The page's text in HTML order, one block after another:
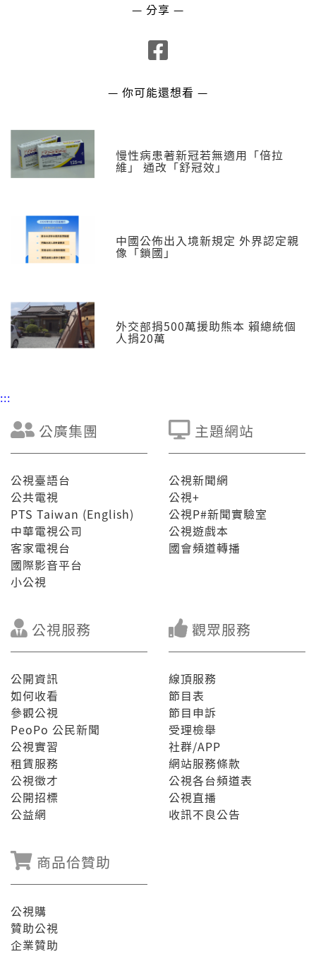
— 分享 —
— 你可能還想看 —
慢性病患著新冠若無適用「倍拉
維」 通改「舒冠效」
中國公佈出入境新規定 外界認定親
像「鎖國」
外交部捐500萬援助熊本 賴總統個
人捐20萬
:::
公廣集團
公視臺語台
公共電視
PTS Taiwan (English)
中華電視公司
客家電視台
國際影音平台
小公視
主題網站
公視新聞網
公視+
公視P#新聞實驗室
公視遊戲本
國會頻道轉播
公視服務
公開資訊
如何收看
參觀公視
PeoPo 公民新聞
公視實習
租賃服務
公視徵才
公開招標
公益網
觀眾服務
線頂服務
節目表
節目申訴
受理檢舉
社群/APP
網站服務條款
公視各台頻道表
公視直播
收訊不良公告
商品佮贊助
公視購
贊助公視
企業贊助